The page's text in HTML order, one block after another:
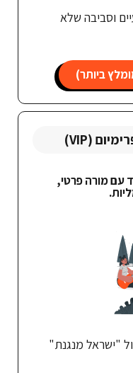
וסביבה שלא
ביותר)
עם מורה פרטי,
"ישראל מנגנת"